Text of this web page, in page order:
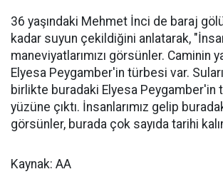
36 yaşındaki Mehmet İnci de baraj
kadar suyun çekildiğini anlatarak,
maneviyatlarımızı görsünler. Caminin
Elyesa Peygamber'in türbesi var.
birlikte buradaki Elyesa Peygamber'in
yüzüne çıktı. İnsanlarımız gelip
görsünler, burada çok sayıda tarihi
Kaynak: AA